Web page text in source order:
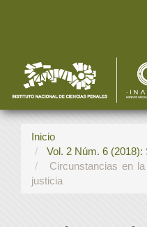
Barra
lateral
Inicio
Vol. 2 Núm. 6
Circunstancias en
justicia